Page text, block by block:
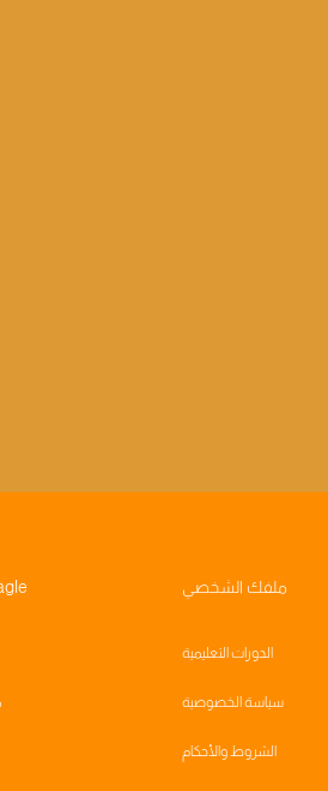
ملفك الشخصي
الدورات التعليمية
سياسة الخصوصية
الشروط والأحكام